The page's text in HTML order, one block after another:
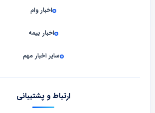
اخبار وام
اخبار بیمه
سایر اخبار مهم
ارتباط و پشتیبانی